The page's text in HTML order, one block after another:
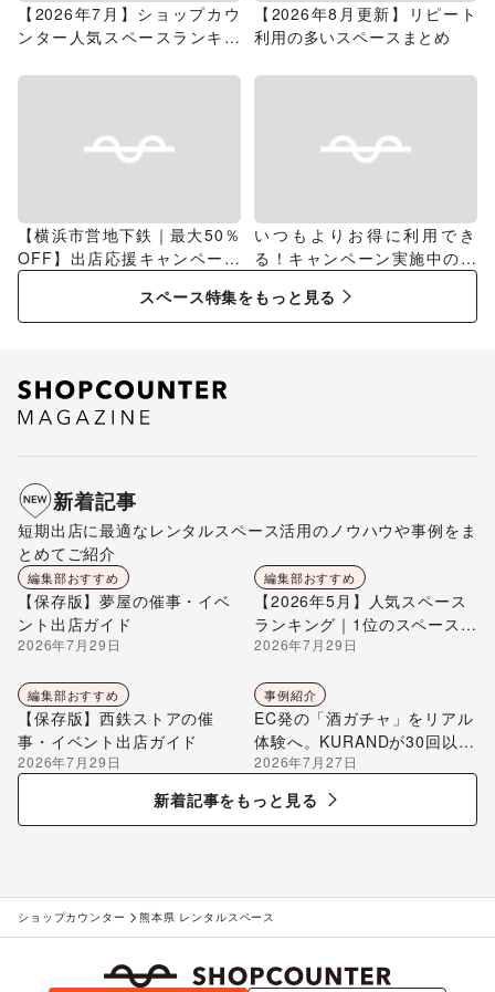
【2026年7月】ショップカウ
ンター人気スペースランキン
【2026年8月更新】リピート
利用の多いスペースまとめ
【横浜市営地下鉄｜最大50％
OFF】出店応援キャンペーン
特集
いつもよりお得に利用でき
る！キャンペーン実施中のス
スペース特集をもっと見る
新着記事
短期出店に最適なレンタルスペース活用のノウハウや事例をま
とめてご紹介
編集部おすすめ
【保存版】夢屋の催事・イベ
ント出店ガイド
2026年7月29日
編集部おすすめ
【2026年5月】人気スペース
ランキング｜1位のスペースを
編集部が解説
2026年7月29日
編集部おすすめ
【保存版】西鉄ストアの催
事・イベント出店ガイド
2026年7月29日
事例紹介
EC発の「酒ガチャ」をリアル
体験へ。KURANDが30回以上
のポップアップ出店で届け
る“新しいお酒との出会い”
2026年7月27日
新着記事をもっと見る
ショップカウンター 熊本県 レンタルスペース